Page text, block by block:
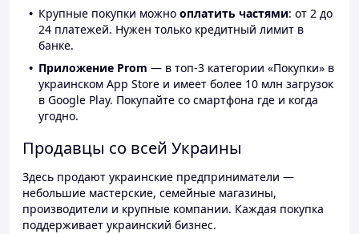
Крупные покупки можно оплатить частями: от 2 до
24 платежей. Нужен только кредитный лимит в
банке.
Приложение Prom — в топ-3 категории «Покупки» в
украинском App Store и имеет более 10 млн загрузок
в Google Play. Покупайте со смартфона где и когда
угодно.
Продавцы со всей Украины
Здесь продают украинские предприниматели —
небольшие мастерские, семейные магазины,
производители и крупные компании. Каждая покупка
поддерживает украинский бизнес.